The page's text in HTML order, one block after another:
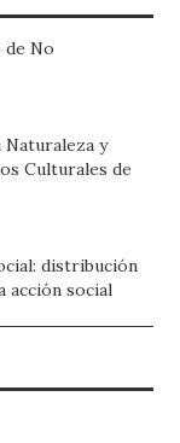
No
Naturaleza y
Culturales de
distribución
acción social